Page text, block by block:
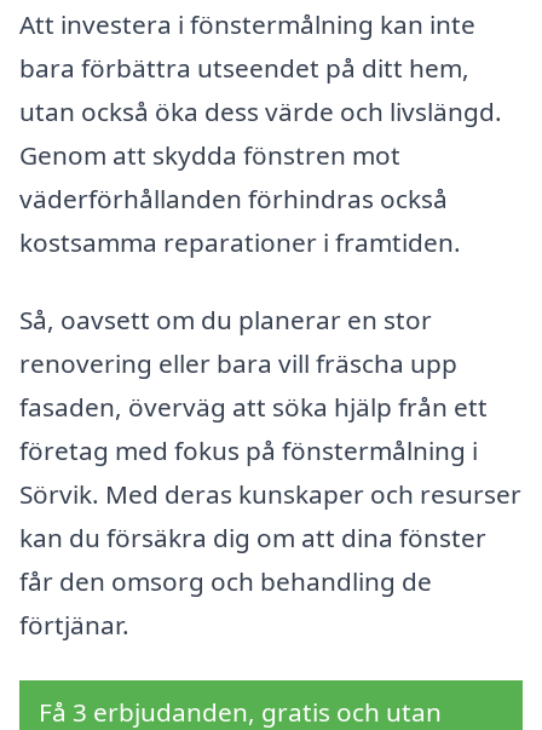
Att investera i fönstermålning kan inte
bara förbättra utseendet på ditt hem,
utan också öka dess värde och livslängd.
Genom att skydda fönstren mot
väderförhållanden förhindras också
kostsamma reparationer i framtiden.
Så, oavsett om du planerar en stor
renovering eller bara vill fräscha upp
fasaden, överväg att söka hjälp från ett
företag med fokus på fönstermålning i
Sörvik. Med deras kunskaper och resurser
kan du försäkra dig om att dina fönster
får den omsorg och behandling de
förtjänar.
Få 3 erbjudanden, gratis och utan